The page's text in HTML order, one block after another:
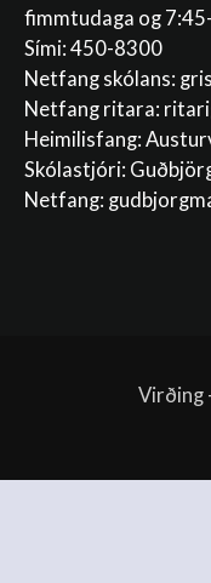
fimmtudaga og
Sími: 450-8300
Netfang skólans:
Netfang ritara:
Heimilisfang:
Skólastjóri:
Netfang:
Virðing